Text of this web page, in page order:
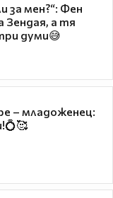
за мен?“: Фен
Зендая, а тя
думи😅
– младоженец: